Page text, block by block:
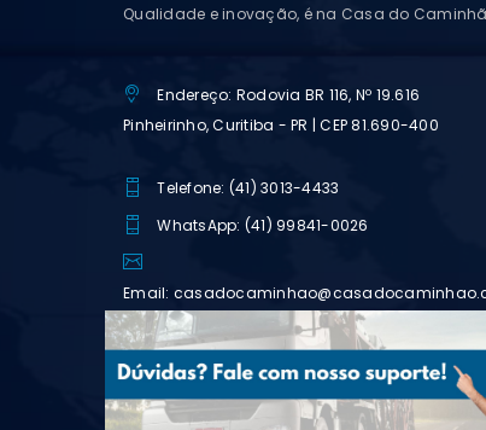
Qualidade e inovação, é na Casa do
Endereço: Rodovia BR 116, Nº 19.616
Pinheirinho, Curitiba - PR | CEP 81.690-400
Telefone: (41) 3013-4433
WhatsApp: (41) 99841-0026
Email: